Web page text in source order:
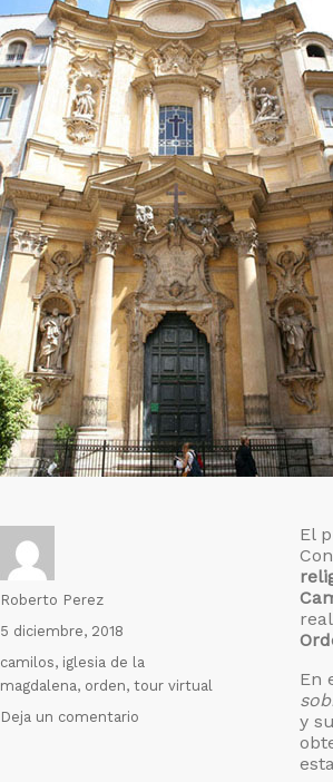
El
En
y
Autor
Roberto Perez
Publicado
5 diciembre, 2018
Etiquetas
camilos, iglesia de la
magdalena, orden, tour virtual
Deja un comentario